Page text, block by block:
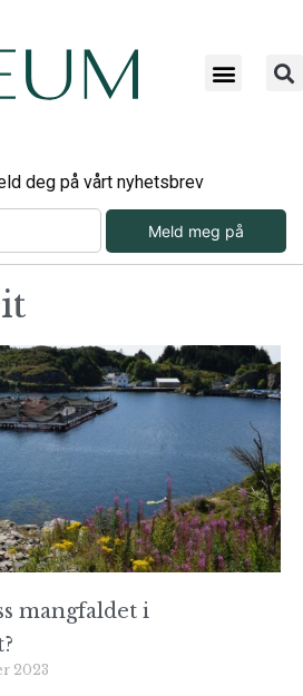
deg på vårt nyhetsbrev
Meld meg på
mangfaldet i
2023